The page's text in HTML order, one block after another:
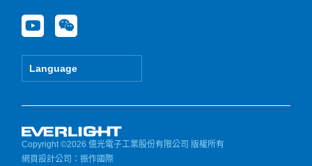
Y
o
u
e
W
e
i
Language
Copyright ©2026 億光電子工業股份有限公司 版權所有
網頁設計公司 ：振作國際